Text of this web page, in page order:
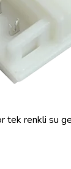
tek renkli su